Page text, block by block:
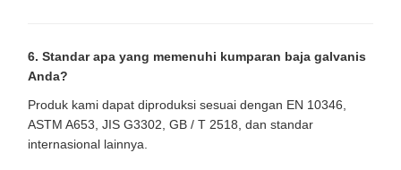
6. Standar apa yang memenuhi kumparan baja galvanis
Anda?
Produk kami dapat diproduksi sesuai dengan EN 10346,
ASTM A653, JIS G3302, GB / T 2518, dan standar
internasional lainnya.